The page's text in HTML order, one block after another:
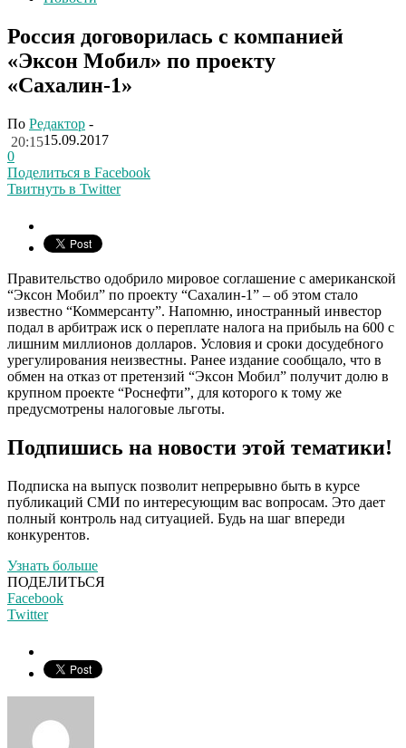
Россия договорилась с компанией
«Эксон Мобил» по проекту
«Сахалин-1»
По Редактор -
15.09.2017
20:15
0
Поделиться в Facebook
Твитнуть в Twitter
Правительство одобрило мировое соглашение с американской
“Эксон Мобил” по проекту “Сахалин-1” – об этом стало
известно “Коммерсанту”. Напомню, иностранный инвестор
подал в арбитраж иск о переплате налога на прибыль на 600 с
лишним миллионов долларов. Условия и сроки досудебного
урегулирования неизвестны. Ранее издание сообщало, что в
обмен на отказ от претензий “Эксон Мобил” получит долю в
крупном проекте “Роснефти”, для которого к тому же
предусмотрены налоговые льготы.
Подпишись на новости этой тематики!
Подписка на выпуск позволит непрерывно быть в курсе
публикаций СМИ по интересующим вас вопросам. Это дает
полный контроль над ситуацией. Будь на шаг впереди
конкурентов.
Узнать больше
ПОДЕЛИТЬСЯ
Facebook
Twitter